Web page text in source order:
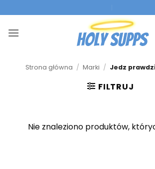
do
treści
Strona główna / Marki / Jedz
FILTRUJ
Nie znaleziono produktów,